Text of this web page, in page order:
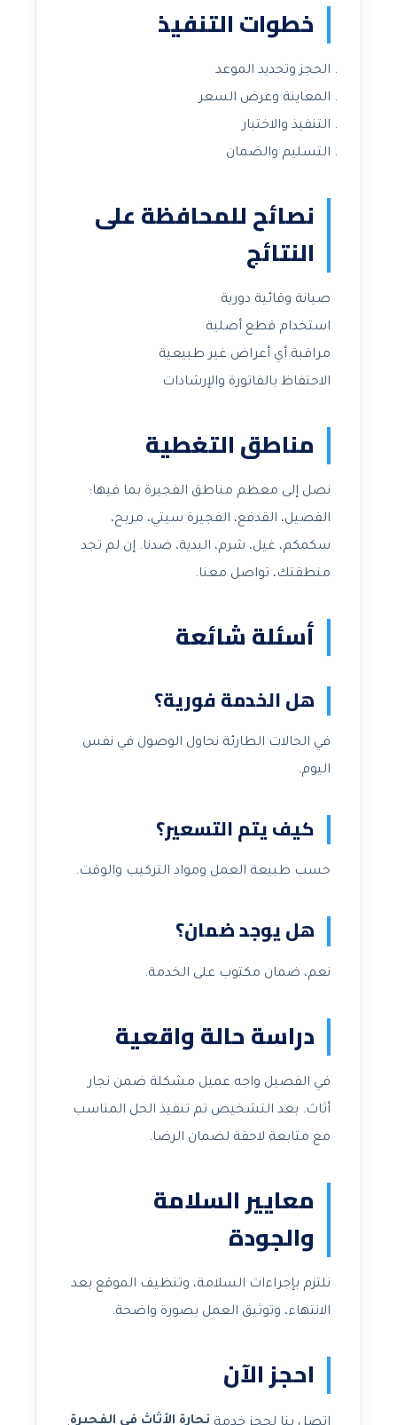
خطوات التنفيذ
الحجز وتحديد الموعد
المعاينة وعرض السعر
التنفيذ والاختبار
التسليم والضمان
نصائح للمحافظة على
النتائج
صيانة وقائية دورية
استخدام قطع أصلية
مراقبة أي أعراض غير طبيعية
الاحتفاظ بالفاتورة والإرشادات
مناطق التغطية
نصل إلى معظم مناطق الفجيرة بما فيها:
الفصيل، القدفع، الفجيرة سيتي، مربح،
سكمكم، غيل، شرم، البدية، ضدنا. إن لم تجد
منطقتك، تواصل معنا.
أسئلة شائعة
هل الخدمة فورية؟
في الحالات الطارئة نحاول الوصول في نفس
اليوم.
كيف يتم التسعير؟
حسب طبيعة العمل ومواد التركيب والوقت.
هل يوجد ضمان؟
نعم، ضمان مكتوب على الخدمة.
دراسة حالة واقعية
في الفصيل واجه عميل مشكلة ضمن نجار
أثاث. بعد التشخيص تم تنفيذ الحل المناسب
مع متابعة لاحقة لضمان الرضا.
معايير السلامة
والجودة
نلتزم بإجراءات السلامة، وتنظيف الموقع بعد
الانتهاء، وتوثيق العمل بصورة واضحة.
احجز الآن
نجارة الأثاث في الفجيرة